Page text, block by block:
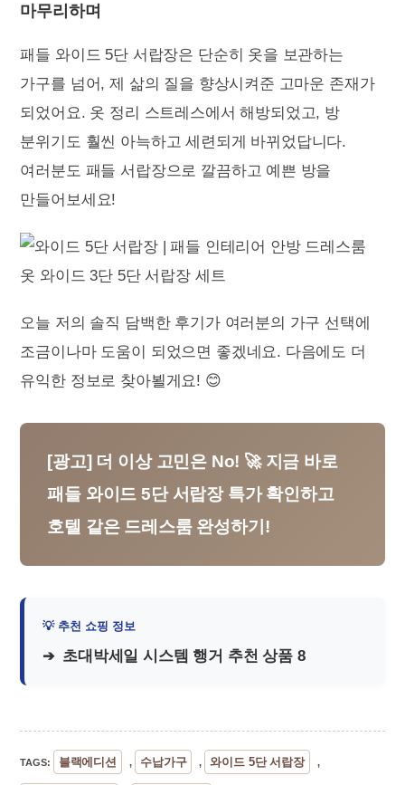
마무리하며
패들 와이드 5단 서랍장은 단순히 옷을 보관하는
가구를 넘어, 제 삶의 질을 향상시켜준 고마운 존재가
되었어요. 옷 정리 스트레스에서 해방되었고, 방
분위기도 훨씬 아늑하고 세련되게 바뀌었답니다.
여러분도 패들 서랍장으로 깔끔하고 예쁜 방을
만들어보세요!
오늘 저의 솔직 담백한 후기가 여러분의 가구 선택에
조금이나마 도움이 되었으면 좋겠네요. 다음에도 더
유익한 정보로 찾아뵐게요! 😊
[광고] 더 이상 고민은 No! 🚀 지금 바로
패들 와이드 5단 서랍장 특가 확인하고
호텔 같은 드레스룸 완성하기!
초대박세일 시스템 행거 추천 상품 8
TAGS: 블랙에디션 , 수납가구 , 와이드 5단 서랍장 ,